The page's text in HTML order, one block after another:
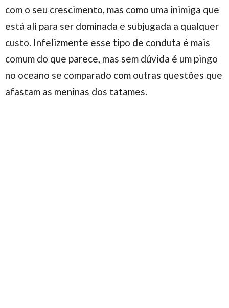
com o seu crescimento, mas como uma inimiga que
está ali para ser dominada e subjugada a qualquer
custo. Infelizmente esse tipo de conduta é mais
comum do que parece, mas sem dúvida é um pingo
no oceano se comparado com outras questões que
afastam as meninas dos tatames.